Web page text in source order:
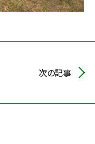
次の記事